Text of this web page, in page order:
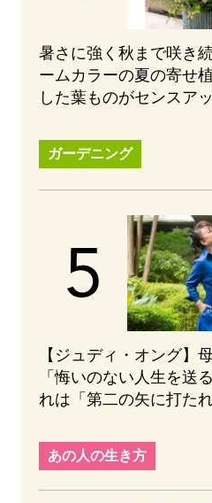
暑さに強く秋まで咲き
ームカラーの夏の寄せ
した葉ものがセンスア
ガーデニング
【ジュディ・オング】
「悔いのない人生を送
れは「第二の矢に打た
あの人の生き方